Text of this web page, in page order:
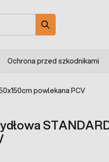
Ochrona przed szkodnikami
powlekana PCV